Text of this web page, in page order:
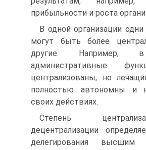
прибыльности и роста
В одной организации одни
могут быть более
другие. Например, в
административные
централизованы, но
полностью автономны и
своих действиях.
Степень
децентрализации
делегирования высшим